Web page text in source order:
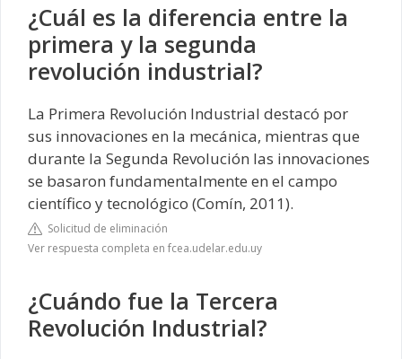
¿Cuál es la diferencia entre la
primera y la segunda
revolución industrial?
La Primera Revolución Industrial destacó por
sus innovaciones en la mecánica, mientras que
durante la Segunda Revolución las innovaciones
se basaron fundamentalmente en el campo
científico y tecnológico (Comín, 2011).
Solicitud de eliminación
Ver respuesta completa en fcea.udelar.edu.uy
¿Cuándo fue la Tercera
Revolución Industrial?